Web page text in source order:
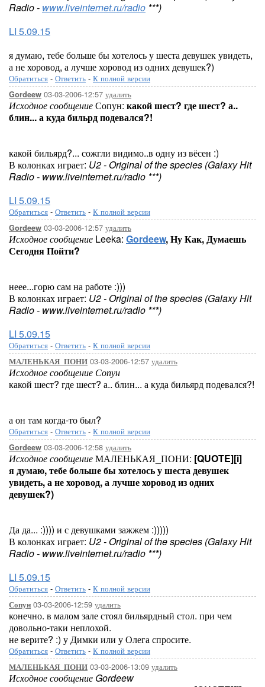
Radio - www.liveinternet.ru/radio ***)
LI 5.09.15
я думаю, тебе больше бы хотелось у шеста девушек увидеть,
а не хоровод, а лучше хоровод из одних девушек?)
Обратиться - Ответить - К полной версии
Gordeew 03-03-2006-12:57 удалить
Исходное сообщениеСопун: какой шест? где шест? а..
блин... а куда бильрд подевался?!
какой бильярд?... сожгли видимо..в одну из вёсен :)
В колонках играет: U2 - Original of the species (Galaxy Hit
Radio - www.liveinternet.ru/radio ***)
LI 5.09.15
Обратиться - Ответить - К полной версии
Gordeew 03-03-2006-12:57 удалить
Исходное сообщение Leeka: Gordeew,Ну Как, Думаешь
Сегодня Пойти?
неее...горю сам на работе :)))
В колонках играет: U2 - Original of the species (Galaxy Hit
Radio - www.liveinternet.ru/radio ***)
LI 5.09.15
Обратиться - Ответить - К полной версии
МАЛЕНЬКАЯ_ПОНИ 03-03-2006-12:57 удалить
Исходное сообщение Сопун
какой шест? где шест? а.. блин... а куда бильярд подевался?!
а он там когда-то был?
Обратиться - Ответить - К полной версии
Gordeew 03-03-2006-12:58 удалить
Исходное сообщениеМАЛЕНЬКАЯ_ПОНИ: [QUOTE][i]
я думаю, тебе больше бы хотелось у шеста девушек
увидеть, а не хоровод, а лучше хоровод из одних
девушек?)
Да да... :)))) и с девушками зажжем :)))))
В колонках играет: U2 - Original of the species (Galaxy Hit
Radio - www.liveinternet.ru/radio ***)
LI 5.09.15
Обратиться - Ответить - К полной версии
Сопун 03-03-2006-12:59 удалить
конечно. в малом зале стоял бильярдный стол. при чем
довольно-таки неплохой.
не верите? :) у Димки или у Олега спросите.
Обратиться - Ответить - К полной версии
МАЛЕНЬКАЯ_ПОНИ 03-03-2006-13:09 удалить
Исходное сообщение Gordeew